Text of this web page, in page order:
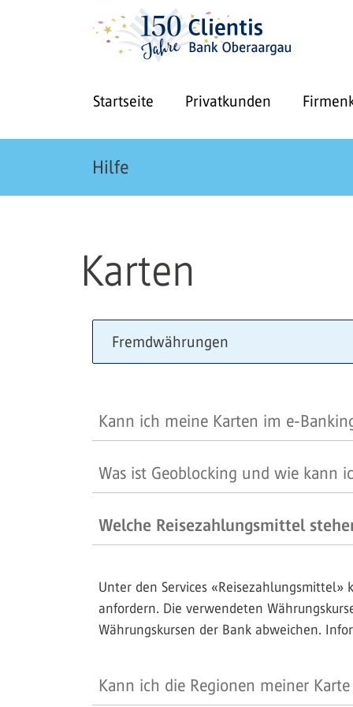
Startseite Privatkunden
Hilfe
Karten
Kann ich meine Karten im e-
Was ist Geoblocking und wie kann
Welche Reisezahlungsmittel
Unter den Services
anfordern. Die verwendeten
Währungskursen der Bank abweichen.
Kann ich die Regionen meiner